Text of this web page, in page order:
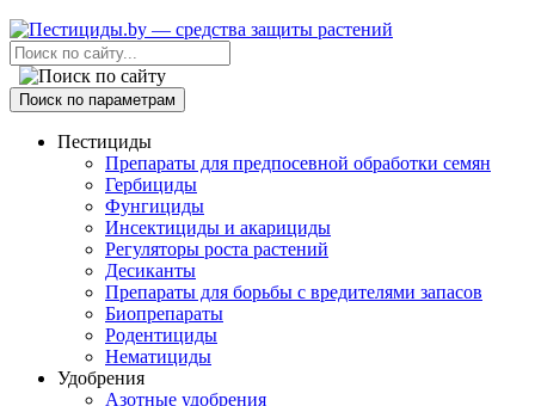
Поиск по параметрам
Пестициды
Препараты для предпосевной обработки семян
Гербициды
Фунгициды
Инсектициды и акарициды
Регуляторы роста растений
Десиканты
Препараты для борьбы с вредителями запасов
Биопрепараты
Родентициды
Нематициды
Удобрения
Азотные удобрения